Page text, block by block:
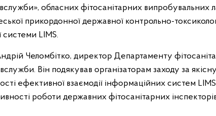
обласних фітосанітарних випробувальних
прикордонної державної контрольно-
системи LIMS.
Челомбітко, директор Департаменту
Він подякував організаторам заходу за якісну
ефективної взаємодії інформаційних систем LIMS
роботи державних фітосанітарних інспекторів